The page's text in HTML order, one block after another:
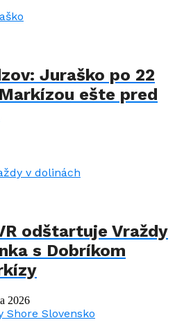
Juraško po 22
ešte pred
odštartuje Vraždy
s Dobríkom
2026